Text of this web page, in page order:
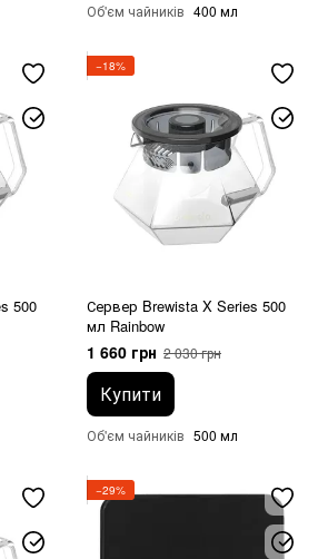
Об'єм чайників 400 мл
500
−18%
Сервер Brewista X Series 500
мл Rainbow
1 660 грн 2 030 грн
Купити
Об'єм чайників 500 мл
−29%